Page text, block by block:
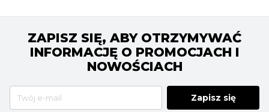
ZAPISZ SIĘ, ABY OTRZYMYWAĆ
INFORMACJĘ O PROMOCJACH I
NOWOŚCIACH
Zapisz się